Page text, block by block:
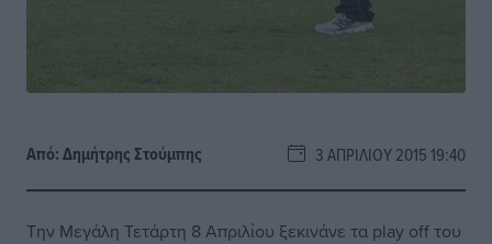
Από:Δημήτρης Στούμπης 3 ΑΠΡΙΛΊΟΥ 2015 19:40
Την Μεγάλη Τετάρτη 8 Απριλίου ξεκινάνε τα play off του